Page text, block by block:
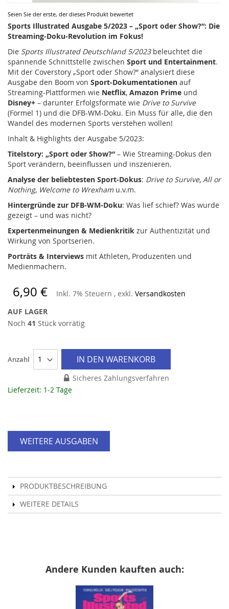
Seien Sie der erste, der dieses Produkt bewertet
Sports Illustrated Ausgabe 5/2023 – „Sport oder Show?“: Die
Streaming-Doku-Revolution im Fokus!
Die Sports Illustrated Deutschland 5/2023beleuchtet die
spannende Schnittstelle zwischen Sport und Entertainment.
Mit der Coverstory „Sport oder Show?“ analysiert diese
Ausgabe den Boom von Sport-Dokumentationen auf
Streaming-Plattformen wie Netflix, Amazon Prime und
Disney+ – darunter Erfolgsformate wie Drive to Survive
(Formel 1) und die DFB-WM-Doku. Ein Muss für alle, die den
Wandel des modernen Sports verstehen wollen!
Inhalt & Highlights der Ausgabe 5/2023:
Titelstory: „Sport oder Show?“ – Wie Streaming-Dokus den
Sport verändern, beeinflussen und inszenieren.
Analyse der beliebtesten Sport-Dokus: Drive to Survive, All or
Nothing, Welcome to Wrexhamu.v.m.
Hintergründe zur DFB-WM-Doku: Was lief schief? Was wurde
gezeigt – und was nicht?
Expertenmeinungen & Medienkritik zur Authentizität und
Wirkung von Sportserien.
Porträts & Interviews mit Athleten, Produzenten und
Medienmachern.
6,90 € Inkl. 7% Steuern , exkl. Versandkosten
AUF LAGER
Noch 41 Stück vorrätig
Anzahl IN DEN WARENKORB
Sicheres Zahlungsverfahren
Lieferzeit: 1-2 Tage
WEITERE AUSGABEN
PRODUKTBESCHREIBUNG
WEITERE DETAILS
Zum
Anfang
der
Bildergalerie
springen
Andere Kunden kauften auch: